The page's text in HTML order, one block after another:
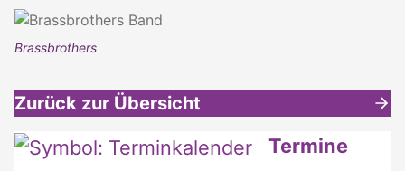
Brassbrothers
Zurück zur Übersicht
Weitere interessante Inhalte Termine